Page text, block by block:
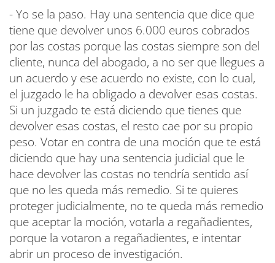
- Yo se la paso. Hay una sentencia que dice que
tiene que devolver unos 6.000 euros cobrados
por las costas porque las costas siempre son del
cliente, nunca del abogado, a no ser que llegues a
un acuerdo y ese acuerdo no existe, con lo cual,
el juzgado le ha obligado a devolver esas costas.
Si un juzgado te está diciendo que tienes que
devolver esas costas, el resto cae por su propio
peso. Votar en contra de una moción que te está
diciendo que hay una sentencia judicial que le
hace devolver las costas no tendría sentido así
que no les queda más remedio. Si te quieres
proteger judicialmente, no te queda más remedio
que aceptar la moción, votarla a regañadientes,
porque la votaron a regañadientes, e intentar
abrir un proceso de investigación.